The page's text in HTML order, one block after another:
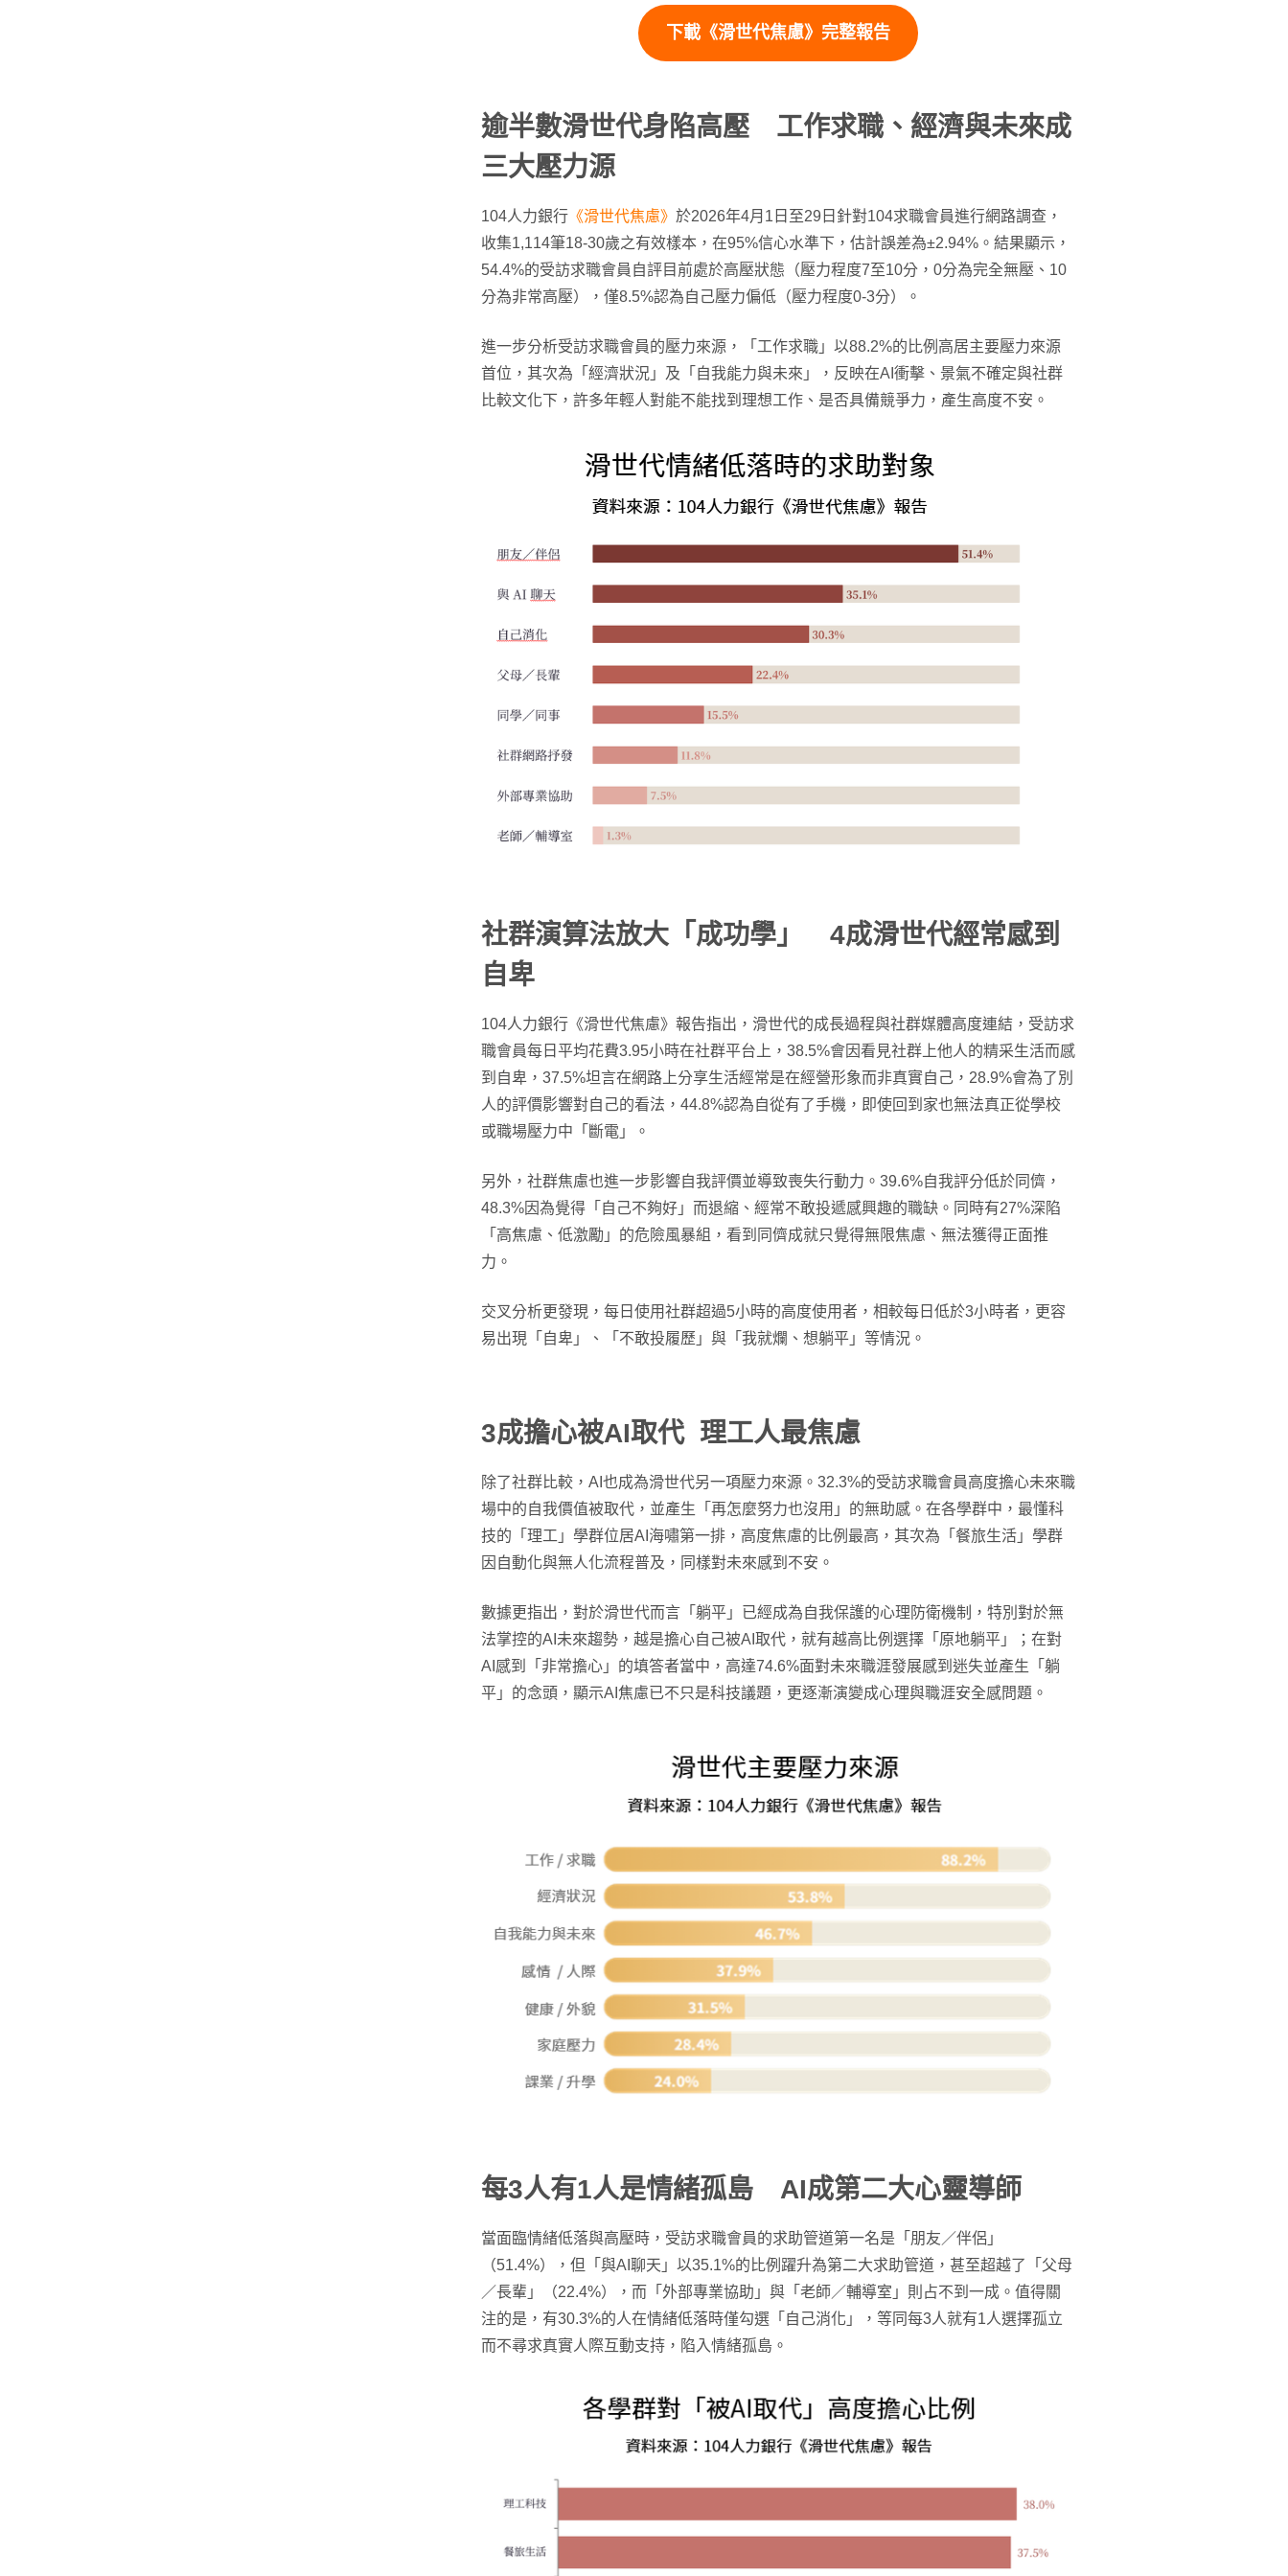
下載《滑世代焦慮》完整報告
逾半數滑世代身陷高壓 工作求職、經濟與未來成
三大壓力源
104人力銀行 《滑世代焦慮》 於2026年4月1日至29日針對104求職會員進行網路調查，
收集1,114筆18-30歲之有效樣本，在95%信心水準下，估計誤差為±2.94%。結果顯示，
54.4%的受訪求職會員自評目前處於高壓狀態（壓力程度7至10分，0分為完全無壓、10
分為非常高壓），僅8.5%認為自己壓力偏低（壓力程度0-3分）。
進一步分析受訪求職會員的壓力來源，「工作求職」以88.2%的比例高居主要壓力來源
首位，其次為「經濟狀況」及「自我能力與未來」，反映在AI衝擊、景氣不確定與社群
比較文化下，許多年輕人對能不能找到理想工作、是否具備競爭力，產生高度不安。
社群演算法放大「成功學」 4成滑世代經常感到
自卑
104人力銀行《滑世代焦慮》報告指出，滑世代的成長過程與社群媒體高度連結，受訪求
職會員每日平均花費3.95小時在社群平台上，38.5%會因看見社群上他人的精采生活而感
到自卑，37.5%坦言在網路上分享生活經常是在經營形象而非真實自己，28.9%會為了別
人的評價影響對自己的看法，44.8%認為自從有了手機，即使回到家也無法真正從學校
或職場壓力中「斷電」。
另外，社群焦慮也進一步影響自我評價並導致喪失行動力。39.6%自我評分低於同儕，
48.3%因為覺得「自己不夠好」而退縮、經常不敢投遞感興趣的職缺。同時有27%深陷
「高焦慮、低激勵」的危險風暴組，看到同儕成就只覺得無限焦慮、無法獲得正面推
力。
交叉分析更發現，每日使用社群超過5小時的高度使用者，相較每日低於3小時者，更容
易出現「自卑」、「不敢投履歷」與「我就爛、想躺平」等情況。
3成擔心被AI取代 理工人最焦慮
除了社群比較，AI也成為滑世代另一項壓力來源。32.3%的受訪求職會員高度擔心未來職
場中的自我價值被取代，並產生「再怎麼努力也沒用」的無助感。在各學群中，最懂科
技的「理工」學群位居AI海嘯第一排，高度焦慮的比例最高，其次為「餐旅生活」學群
因自動化與無人化流程普及，同樣對未來感到不安。
數據更指出，對於滑世代而言「躺平」已經成為自我保護的心理防衛機制，特別對於無
法掌控的AI未來趨勢，越是擔心自己被AI取代，就有越高比例選擇「原地躺平」；在對
AI感到「非常擔心」的填答者當中，高達74.6%面對未來職涯發展感到迷失並產生「躺
平」的念頭，顯示AI焦慮已不只是科技議題，更逐漸演變成心理與職涯安全感問題。
每3人有1人是情緒孤島 AI成第二大心靈導師
當面臨情緒低落與高壓時，受訪求職會員的求助管道第一名是「朋友／伴侶」
（51.4%），但「與AI聊天」以35.1%的比例躍升為第二大求助管道，甚至超越了「父母
／長輩」（22.4%），而「外部專業協助」與「老師／輔導室」則占不到一成。值得關
注的是，有30.3%的人在情緒低落時僅勾選「自己消化」，等同每3人就有1人選擇孤立
而不尋求真實人際互動支持，陷入情緒孤島。